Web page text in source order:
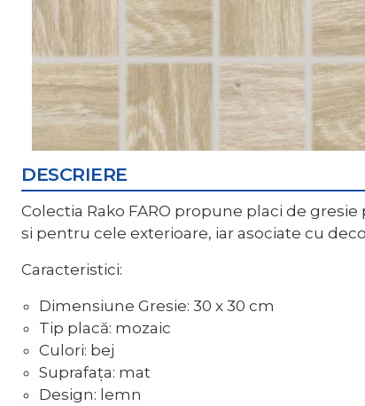
DESCRIERE
Colectia Rako FARO propune placi de
si pentru cele exterioare, iar asociate cu
Caracteristici:
Dimensiune Gresie: 30 x 30 cm
Tip placă: mozaic
Culori: bej
Suprafața: mat
Design: lemn